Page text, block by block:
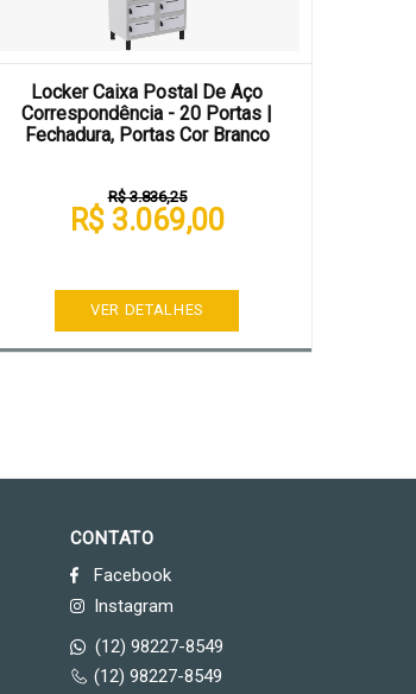
Locker Caixa Postal De Aço
Correspondência - 20 Portas |
Fechadura, Portas Cor Branco
R$ 3.836,25
R$ 3.069,00
VER DETALHES
CONTATO
Facebook
Instagram
(12) 98227-8549
(12) 98227-8549